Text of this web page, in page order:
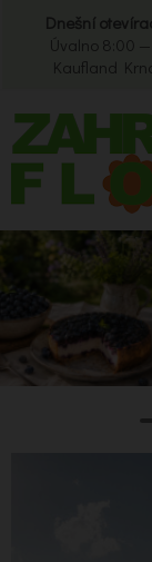
Dnešní
Úvalno 8:00
Kaufland